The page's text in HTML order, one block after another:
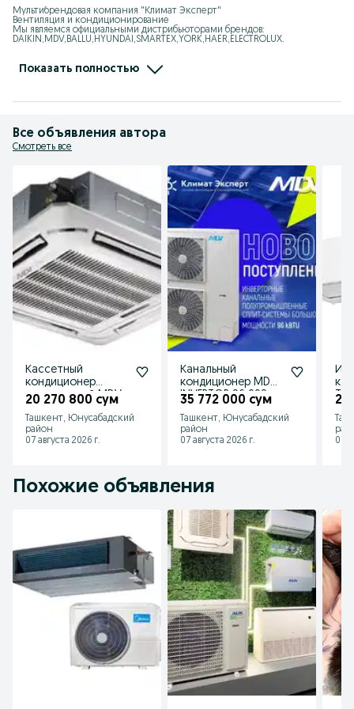
Мультибрендовая компания "Климат Эксперт"
Вентиляция и кондиционирование
Мы являемся официальными дистрибьюторами брендов:
DAIKIN,MDV,BALLU,HYUNDAI,SMARTEX,YORK,HAER,ELECTROLUX.
Тепловые завесы, Калориферы, Тепловентиялторы, Тепловые пушки,
Показать полностью
Все объявления автора
Смотреть все
Кассетный
кондиционер
инверторный MDV
36HRDN1/MDOU-
36HDN1
20 270 800 сум
Ташкент, Юнусабадский
район
07 августа 2026 г.
Канальный
кондиционер MDV
INVERTOR 96 000
35 772 000 сум
Ташкент, Юнусабадский
район
07 августа 2026 г.
20
07
Похожие объявления